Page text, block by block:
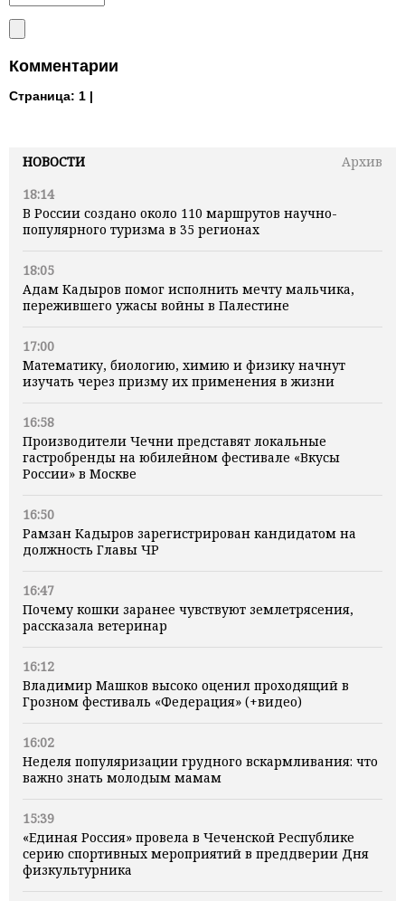
НОВОСТИ
Архив
18:14
В России создано около 110 маршрутов научно-
популярного туризма в 35 регионах
18:05
Адам Кадыров помог исполнить мечту мальчика,
пережившего ужасы войны в Палестине
17:00
Математику, биологию, химию и физику начнут
изучать через призму их применения в жизни
16:58
Производители Чечни представят локальные
гастробренды на юбилейном фестивале «Вкусы
России» в Москве
16:50
Рамзан Кадыров зарегистрирован кандидатом на
должность Главы ЧР
16:47
Почему кошки заранее чувствуют землетрясения,
рассказала ветеринар
16:12
Владимир Машков высоко оценил проходящий в
Грозном фестиваль «Федерация» (+видео)
16:02
Неделя популяризации грудного вскармливания: что
важно знать молодым мамам
15:39
«Единая Россия» провела в Чеченской Республике
серию спортивных мероприятий в преддверии Дня
физкультурника
Комментарии
Страница: 1 |